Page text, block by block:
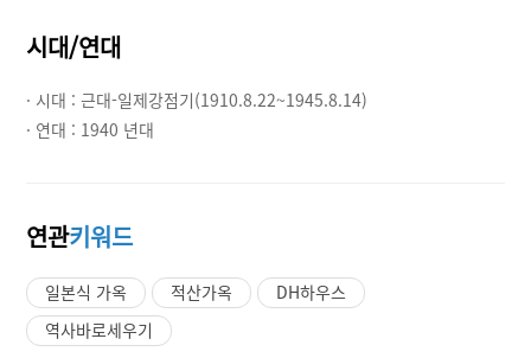
시대/연대
· 시대 :근대-일제강점기(1910.8.22~1945.8.14)
· 연대 : 1940 년대
연관키워드
일본식 가옥 적산가옥
DH하우스
역사바로세우기